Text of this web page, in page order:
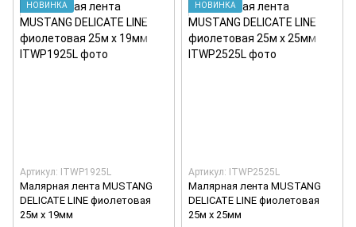
НОВИНКА
Артикул: ITWP1925L
Малярная лента MUSTANG
DELICATE LINE фиолетовая
25м х 19мм
НОВИНКА
Артикул: ITWP2525L
Малярная лента MUSTANG
DELICATE LINE фиолетовая
25м х 25мм